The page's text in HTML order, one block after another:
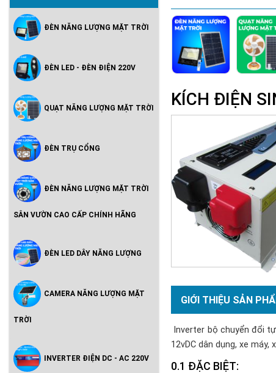
ĐÈN NĂNG LƯỢNG MẶT TRỜI
Vườn Cao Cấp Chính Hãng
ĐÈN LED - ĐÈN ĐIỆN 220V
Hoàng Quốc Bảo - Độ Sáng Cao,
QUẠT NĂNG LƯỢNG MẶT TRỜI
ĐÈN TRỤ CỔNG
ĐÈN NĂNG LƯỢNG MẶT TRỜI
SÂN VƯỜN CAO CẤP CHÍNH HÃNG
ĐÈN LED DÂY NĂNG LƯỢNG
CAMERA NĂNG LƯỢNG MẶT
TRỜI
INVERTER ĐIỆN DC - AC 220V
KÍCH ĐIỆN
GIỚI THIỆU SẢN
Inverter bộ chuyển đổi
12vDC dân dụng, xe máy,
ĐẶC BIỆT: